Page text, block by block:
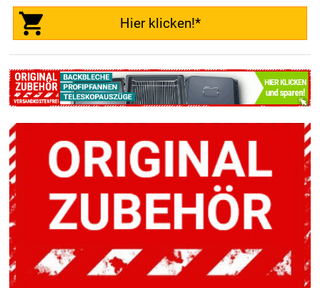
Hier klicken!*